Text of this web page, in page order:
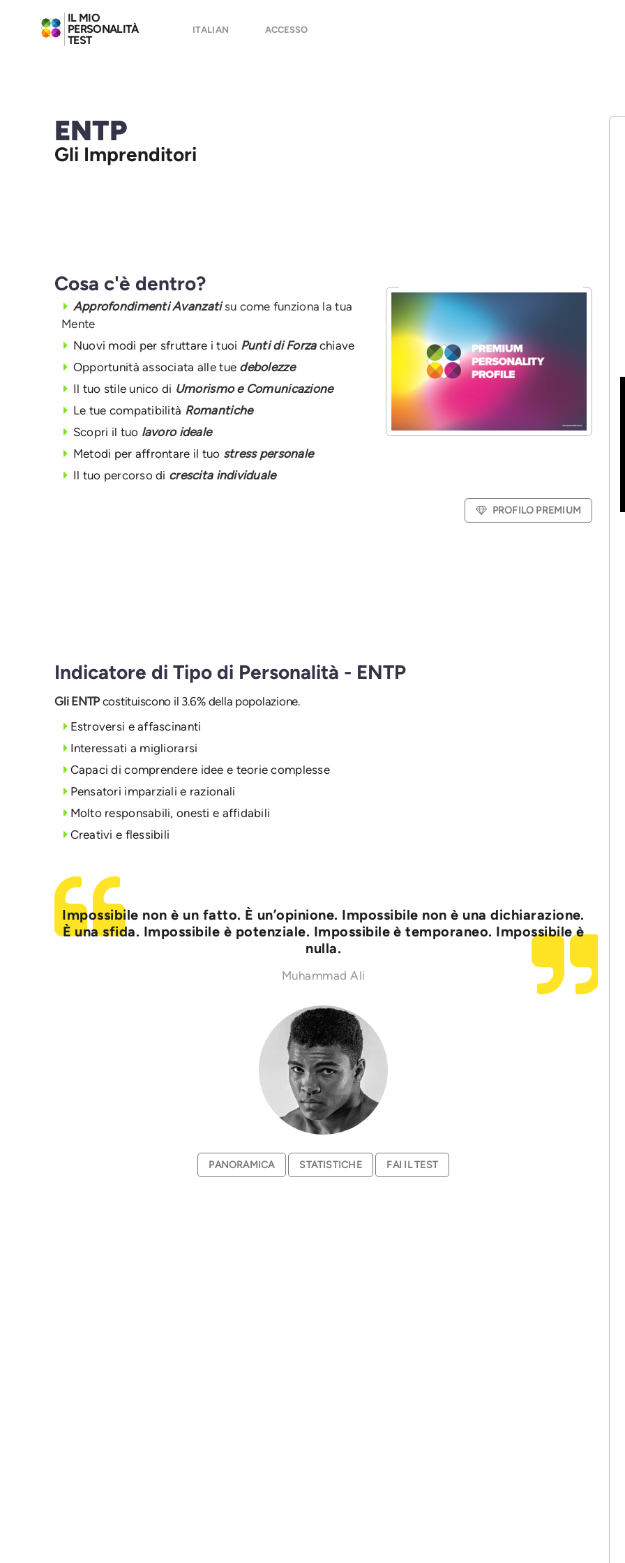
IL MIO
PERSONALITÀ
TEST
ITALIAN ACCESSO
ENTP
Gli Imprenditori
Cosa c'è dentro?
Approfondimenti Avanzatisu come funziona la tua
Mente
Nuovi modi per sfruttare i tuoi Punti di Forzachiave
Opportunità associata alle tue debolezze
Il tuo stile unico di Umorismo e Comunicazione
Le tue compatibilità Romantiche
Scopri il tuo lavoro ideale
Metodi per affrontare il tuo stress personale
Il tuo percorso di crescita individuale
PROFILO PREMIUM
Indicatore di Tipo di Personalità - ENTP
Gli ENTP costituiscono il 3.6% della popolazione.
Estroversi e affascinanti
Interessati a migliorarsi
Capaci di comprendere idee e teorie complesse
Pensatori imparziali e razionali
Molto responsabili, onesti e affidabili
Creativi e flessibili
Impossibile non è un fatto. È un’opinione. Impossibile non è una dichiarazione.
È una sfida. Impossibile è potenziale. Impossibile è temporaneo. Impossibile è
nulla.
Muhammad Ali
PANORAMICA STATISTICHE FAI IL TEST